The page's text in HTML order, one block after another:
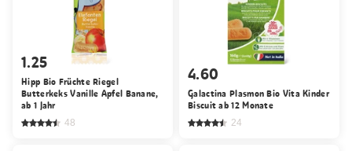
1.25
Hipp Bio Früchte Riegel
Butterkeks Vanille Apfel Banane,
ab 1 Jahr
48
4.60
Galactina Plasmon Bio Vita Kinder
Biscuit ab 12 Monate
24